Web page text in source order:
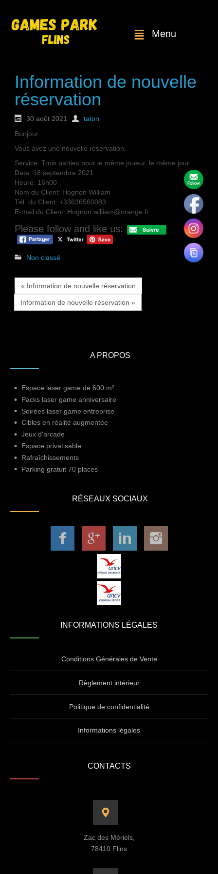
Menu
Information de nouvelle
réservation
30 août 2021
taton
Bonjour.
Vous avez une nouvelle réservation.
Service: Trois parties pour le même joueur, le même jour.
Date: 18 septembre 2021
Heure: 16h00
Nom du Client: Hognon William
Tél. du Client: +33636560083
E-mail du Client: Hognon.william@orange.fr
Please follow and like us:
Non classé
« Information de nouvelle réservation
Information de nouvelle réservation »
A PROPOS
Espace laser game de 600 m²
Packs laser game anniversaire
Soirées laser game entreprise
Cibles en réalité augmentée
Jeux d'arcade
Espace privatisable
Rafraîchissements
Parking gratuit 70 places
RÉSEAUX SOCIAUX
INFORMATIONS LÉGALES
Conditions Générales de Vente
Règlement intérieur
Politique de confidentialité
Informations légales
CONTACTS
Zac des Mériels,
78410 Flins